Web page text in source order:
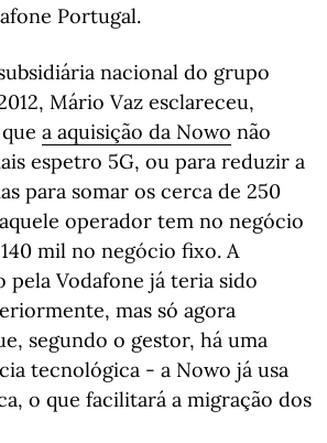
Portugal.
nacional do grupo
Mário Vaz esclareceu,
a aquisição da Nowo não
espetro 5G, ou para reduzir a
para somar os cerca de 250
operador tem no negócio
mil no negócio fixo. A
pela Vodafone já teria sido
mas só agora
segundo o gestor, há uma
tecnológica - a Nowo já usa
o que facilitará a migração dos